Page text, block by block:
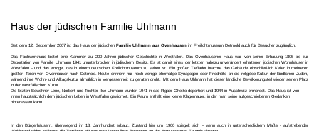
Haus der jüdischen Familie Uhlmann
Seit dem 12. September 2007 ist das Haus der jüdischen Familie Uhlmann aus Ovenhausen im Freilichtmuseum Detmold auch für Besucher zugänglich.
Das Fachwerkhaus bietet eine Klammer zu 200 Jahren jüdischer Geschichte in Westfalen. Das Ovenhausener Haus war von seiner Erbauung 1805 bis zur
Deportation von Familie Uhlmann 1941 ununterbrochen in jüdischem Besitz. Es ist damit eines der letzten nahezu unverändert erhaltenen jüdischen Wohnhäuser in
Westfalen - und das einzige, das in einem deutschen Freilichtmuseum zu sehen ist. Ein großer Tieflader brachte das Gebäude einschließlich Keller in mehreren
großen Teilen von Ovenhausen nach Detmold. Heute erinnern nur noch wenige ehemalige Synagogen oder Friedhöfe an die religiöse Kultur der ländlichen Juden,
während ihre Wohn- und Alltagskultur allmählich in Vergessenheit zu geraten droht. Mit dem Haus Uhlmann hat dieser ländliche Bevölkerungsteil wieder seinen Platz
in der westfälischen Kultur.
Die letzten Bewohner Lene, Norbert und Tochter Ilse Uhlmann wurden 1941 in das Rigaer Ghetto deportiert und 1944 in Auschwitz ermordet. Das Haus ist von
innen hauptsächlich dem jüdischen Leben in Westfalen gewidmet. Ein Raum enthält eine kleine Klagemauer, in der man seine aufgeschriebenen Gedanken
hinterlassen kann.
In den Bürgerhäusern, überwiegend im 18. Jahrhundert erbaut, Zustand hier um 1900 spiegelt sich – wenn auch in unterschiedlichem Maße - aufstrebender